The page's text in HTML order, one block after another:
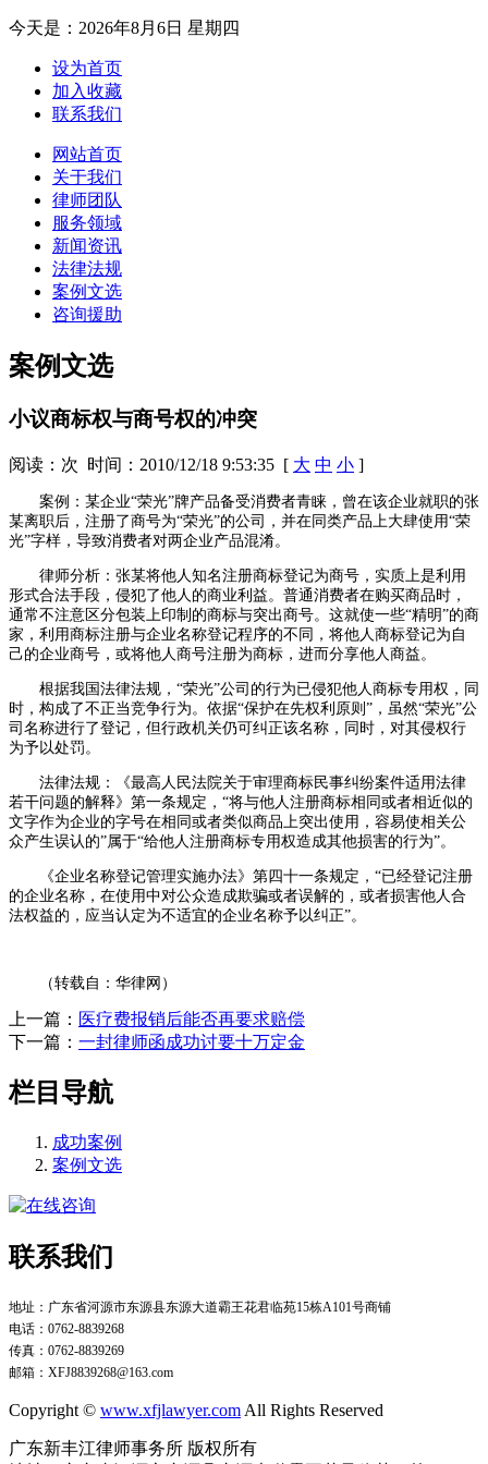
今天是： 2026年8月6日 星期四
设为首页
加入收藏
联系我们
网站首页
关于我们
律师团队
服务领域
新闻资讯
法律法规
案例文选
咨询援助
案例文选
小议商标权与商号权的冲突
阅读： 次 时间：2010/12/18 9:53:35 [ 大 中 小 ]
案例：某企业“荣光”牌产品备受消费者青睐，曾在该企业就职的张
某离职后，注册了商号为“荣光”的公司，并在同类产品上大肆使用“荣
光”字样，导致消费者对两企业产品混淆。
律师分析：张某将他人知名注册商标登记为商号，实质上是利用
形式合法手段，侵犯了他人的商业利益。普通消费者在购买商品时，
通常不注意区分包装上印制的商标与突出商号。这就使一些“精明”的商
家，利用商标注册与企业名称登记程序的不同，将他人商标登记为自
己的企业商号，或将他人商号注册为商标，进而分享他人商益。
根据我国法律法规，“荣光”公司的行为已侵犯他人商标专用权，同
时，构成了不正当竞争行为。依据“保护在先权利原则”，虽然“荣光”公
司名称进行了登记，但行政机关仍可纠正该名称，同时，对其侵权行
为予以处罚。
法律法规：《最高人民法院关于审理商标民事纠纷案件适用法律
若干问题的解释》第一条规定，“将与他人注册商标相同或者相近似的
文字作为企业的字号在相同或者类似商品上突出使用，容易使相关公
众产生误认的”属于“给他人注册商标专用权造成其他损害的行为”。
《企业名称登记管理实施办法》第四十一条规定，“已经登记注册
的企业名称，在使用中对公众造成欺骗或者误解的，或者损害他人合
法权益的，应当认定为不适宜的企业名称予以纠正”。
（转载自：华律网）
上一篇： 医疗费报销后能否再要求赔偿
下一篇： 一封律师函成功讨要十万定金
栏目导航
成功案例
案例文选
联系我们
地址：广东省河源市东源县东源大道霸王花君临苑15栋A101号商铺
电话：0762-8839268
传真：0762-8839269
邮箱：XFJ8839268@163.com
Copyright © www.xfjlawyer.com All Rights Reserved
广东新丰江律师事务所 版权所有